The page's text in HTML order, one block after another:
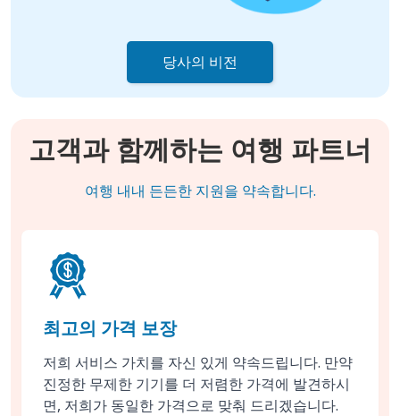
당사의 비전
고객과 함께하는 여행 파트너
여행 내내 든든한 지원을 약속합니다.
최고의 가격 보장
저희 서비스 가치를 자신 있게 약속드립니다. 만약
진정한 무제한 기기를 더 저렴한 가격에 발견하시
면, 저희가 동일한 가격으로 맞춰 드리겠습니다.